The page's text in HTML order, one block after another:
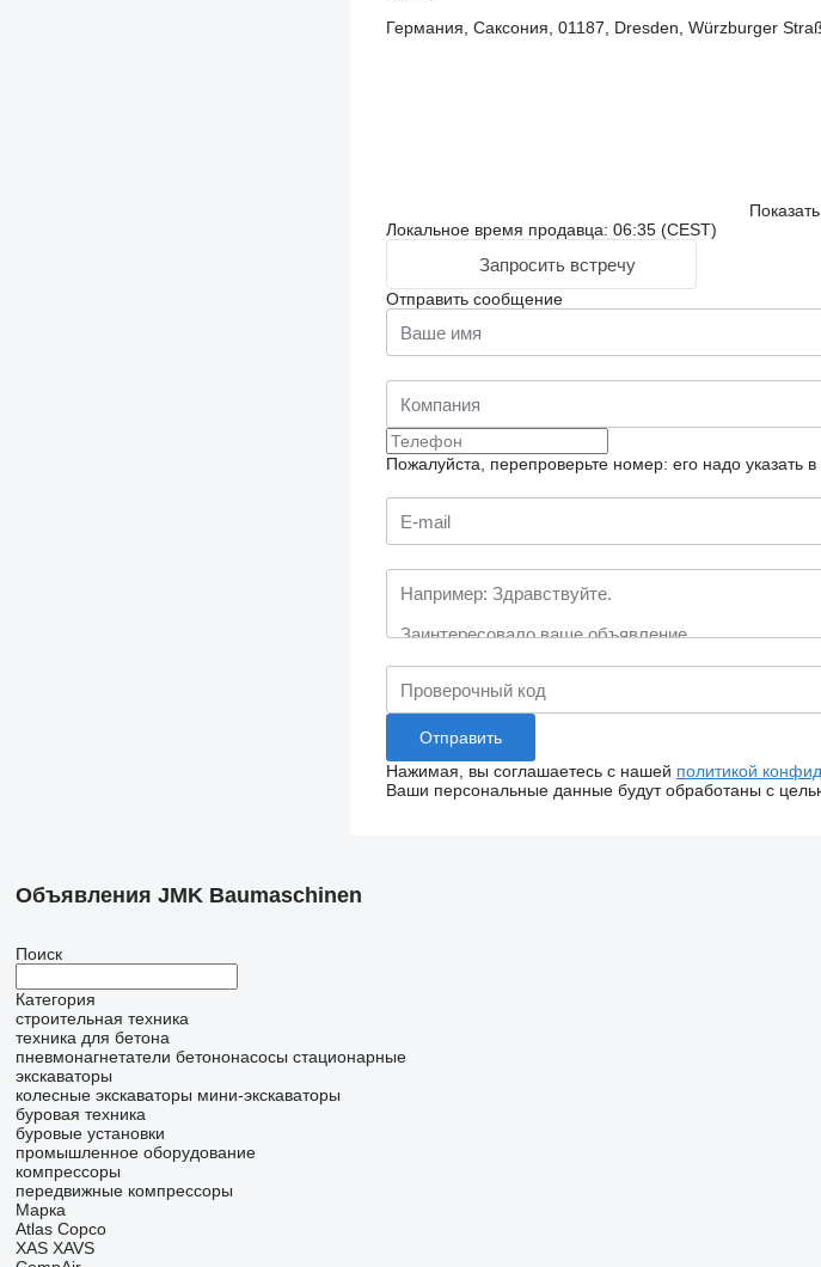
Германия, Саксония, 01187, Dresden, Würzburger
Локальное время продавца: 06:35 (CEST)
Запросить встречу
Отправить сообщение
Пожалуйста, перепроверьте номер: его надо
Нажимая, вы соглашаетесь с нашей политикой
Ваши персональные данные будут обработаны с
Объявления JMK Baumaschinen
Поиск
Категория
строительная техника
техника для бетона
пневмонагнетатели бетононасосы стационарные
экскаваторы
колесные экскаваторы мини-экскаваторы
буровая техника
буровые установки
промышленное оборудование
компрессоры
передвижные компрессоры
Марка
Atlas Copco
XAS XAVS